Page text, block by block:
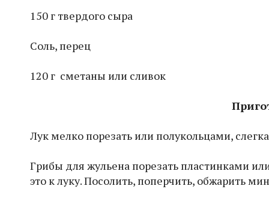
150 г твердого сыра
Соль, перец
120 г сметаны или сливок
Лук мелко порезать или полукольцами,
Грибы для жульена порезать пластинками
это к луку. Посолить, поперчить, обжарить